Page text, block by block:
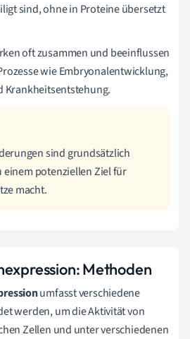
sind, ohne in Proteine übersetzt
oft zusammen und beeinflussen
wie Embryonalentwicklung,
sind grundsätzlich
einem potenziellen Ziel für
macht.
Methoden
umfasst verschiedene
werden, um die Aktivität von
Zellen und unter verschiedenen